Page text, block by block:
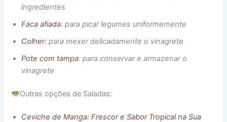
ingredientes
Faca afiada: para picar legumes uniformemente
Colher: para mexer delicadamente o vinagrete
Pote com tampa: para conservar e armazenar o
vinagrete
Outras opções de Saladas:
Ceviche de Manga: Frescor e Sabor Tropical na Sua